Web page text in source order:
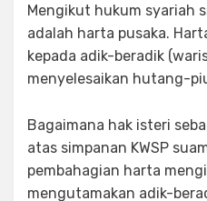
Mengikut hukum syariah
adalah harta pusaka.
kepada adik-beradik
menyelesaikan hutang-
Bagaimana hak isteri
atas simpanan KWSP
pembahagian harta
mengutamakan adik-